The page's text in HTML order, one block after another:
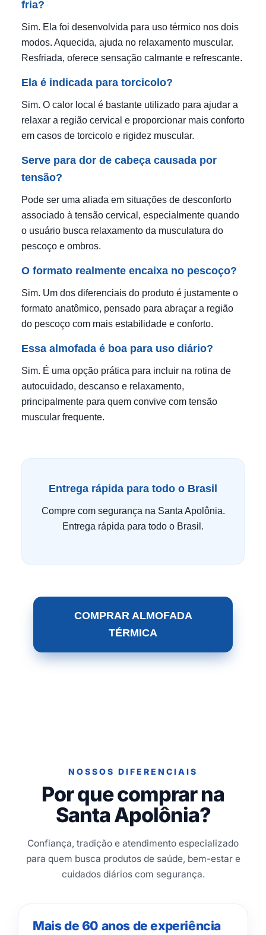
fria?
Sim. Ela foi desenvolvida para uso térmico nos dois
modos. Aquecida, ajuda no relaxamento muscular.
Resfriada, oferece sensação calmante e refrescante.
Ela é indicada para torcicolo?
Sim. O calor local é bastante utilizado para ajudar a
relaxar a região cervical e proporcionar mais conforto
em casos de torcicolo e rigidez muscular.
Serve para dor de cabeça causada por
tensão?
Pode ser uma aliada em situações de desconforto
associado à tensão cervical, especialmente quando
o usuário busca relaxamento da musculatura do
pescoço e ombros.
O formato realmente encaixa no pescoço?
Sim. Um dos diferenciais do produto é justamente o
formato anatômico, pensado para abraçar a região
do pescoço com mais estabilidade e conforto.
Essa almofada é boa para uso diário?
Sim. É uma opção prática para incluir na rotina de
autocuidado, descanso e relaxamento,
principalmente para quem convive com tensão
muscular frequente.
Entrega rápida para todo o Brasil
Compre com segurança na Santa Apolônia.
Entrega rápida para todo o Brasil.
COMPRAR ALMOFADA
TÉRMICA
NOSSOS DIFERENCIAIS
Por que comprar na
Santa Apolônia?
Confiança, tradição e atendimento especializado
para quem busca produtos de saúde, bem-estar e
cuidados diários com segurança.
Mais de 60 anos de experiência